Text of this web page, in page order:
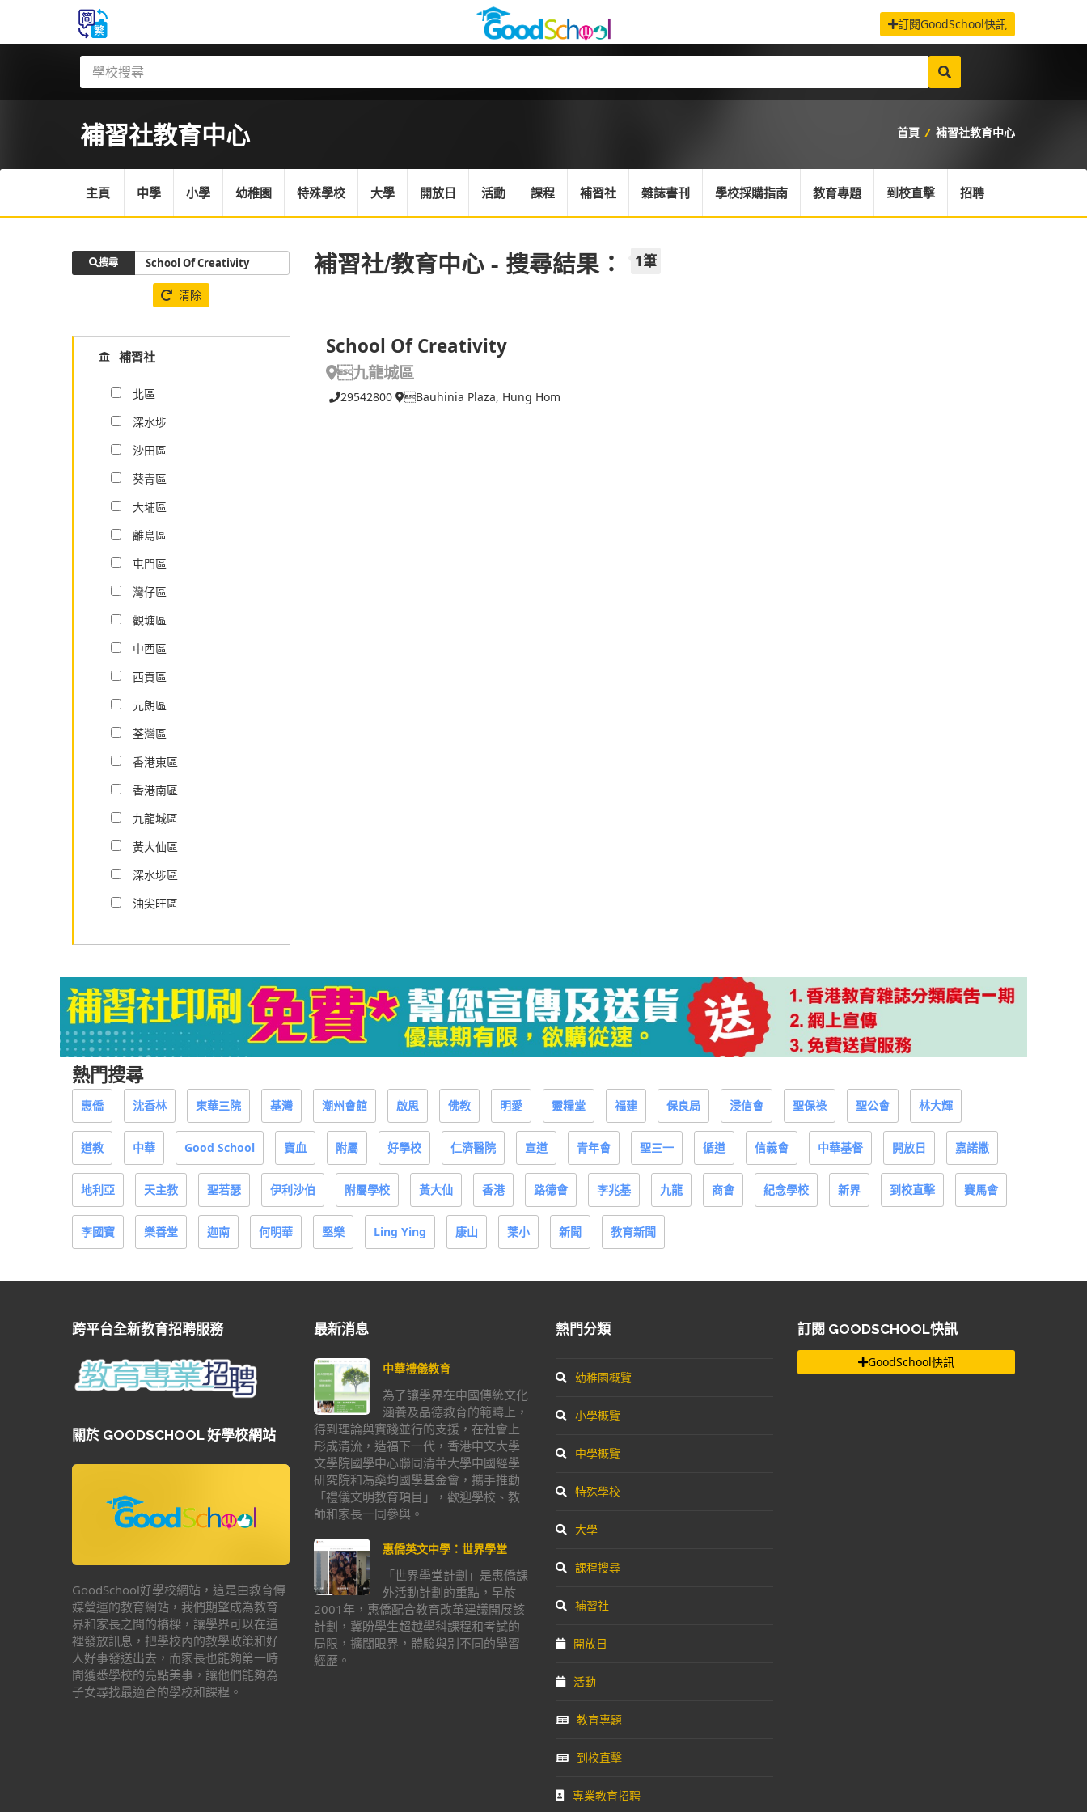
訂閱GoodSchool快訊
補習社教育中心 首頁 / 補習社教育中心
主頁 中學 小學 幼稚園 特殊學校 大學 開放日 活動 課程 補習社 雜誌書刊 學校採購指南 教育專題 到校直擊 招聘
補習社/教育中心 - 搜尋結果： 1筆
School Of Creativity
九龍城區
29542800 Bauhinia Plaza, Hung Hom
搜尋
清除
補習社
北區
深水埗
沙田區
葵青區
大埔區
離島區
屯門區
灣仔區
觀塘區
中西區
西貢區
元朗區
荃灣區
香港東區
香港南區
九龍城區
黃大仙區
深水埗區
油尖旺區
熱門搜尋
惠僑 沈香林 東華三院 基灣 潮州會館 啟思 佛教 明愛 靈糧堂 福建 保良局 浸信會 聖保祿 聖公會 林大輝
道教 中華 Good School 寶血 附屬 好學校 仁濟醫院 宣道 青年會 聖三一 循道 信義會 中華基督 開放日 嘉諾撒
地利亞 天主教 聖若瑟 伊利沙伯 附屬學校 黃大仙 香港 路德會 李兆基 九龍 商會 紀念學校 新界 到校直擊 賽馬會
李國寶 樂善堂 迦南 何明華 堅樂 Ling Ying 康山 葉小 新聞 教育新聞
跨平台全新教育招聘服務
關於 GOODSCHOOL 好學校網站
GoodSchool好學校網站，這是由教育傳
媒營運的教育網站，我們期望成為教育
界和家長之間的橋樑，讓學界可以在這
裡發放訊息，把學校內的教學政策和好
人好事發送出去，而家長也能夠第一時
間獲悉學校的亮點美事，讓他們能夠為
子女尋找最適合的學校和課程。
最新消息
中華禮儀教育
為了讓學界在中國傳統文化
涵養及品德教育的範疇上，
得到理論與實踐並行的支援，在社會上
形成清流，造福下一代，香港中文大學
文學院國學中心聯同清華大學中國經學
研究院和馮燊均國學基金會，攜手推動
「禮儀文明教育項目」，歡迎學校、教
師和家長一同參與。
惠僑英文中學：世界學堂
「世界學堂計劃」是惠僑課
外活動計劃的重點，早於
2001年，惠僑配合教育改革建議開展該
計劃，冀盼學生超越學科課程和考試的
局限，擴闊眼界，體驗與別不同的學習
經歷。
熱門分類
幼稚園概覽
小學概覽
中學概覽
特殊學校
大學
課程搜尋
補習社
開放日
活動
教育專題
到校直擊
專業教育招聘
訂閱 GOODSCHOOL快訊
GoodSchool快訊